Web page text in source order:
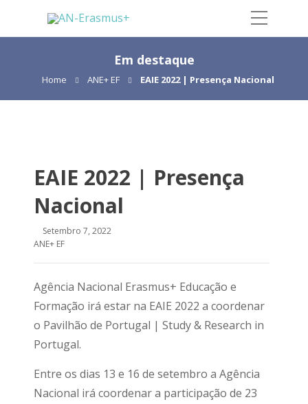
Em destaque
Home ANE+ EF EAIE 2022 | Presença Nacional
EAIE 2022 | Presença
Nacional
Setembro 7, 2022
ANE+ EF
Agência Nacional Erasmus+ Educação e
Formação irá estar na EAIE 2022 a coordenar
o Pavilhão de Portugal | Study & Research in
Portugal.
Entre os dias 13 e 16 de setembro a Agência
Nacional irá coordenar a participação de 23